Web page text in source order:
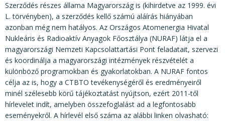
Szerződés részes állama Magyarország is (kihirdetve az 1999. évi
L. törvényben), a szerződés kellő számú aláírás hiányában
azonban még nem hatályos. Az Országos Atomenergia Hivatal
Nukleáris és Radioaktív Anyagok Főosztálya (NURAF) látja el a
magyarországi Nemzeti Kapcsolattartási Pont feladatait, szervezi
és koordinálja a magyarországi intézmények részvételét a
különböző programokban és gyakorlatokban. A NURAF fontos
célja az is, hogy a CTBTO tevékenységéről és eredményeiről
minél szélesebb körű tájékoztatást nyújtson, ezért 2011-től
hírlevelet indít, amelyben összefoglalást ad a legfontosabb
eseményekről. A hírlevél első száma az alábbi linken olvasható: